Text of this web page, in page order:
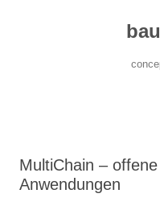
MultiChain –
Anwendungen